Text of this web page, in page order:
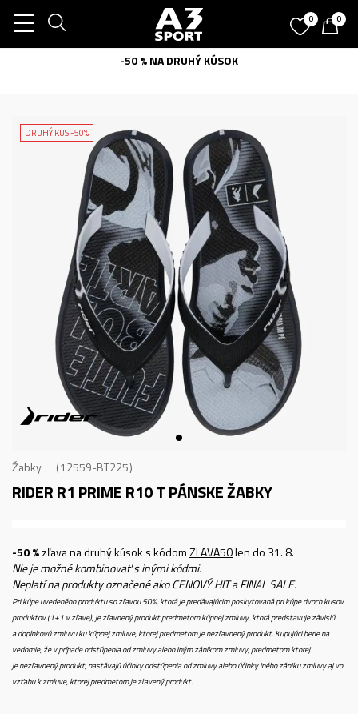
0 0
-50 % NA DRUHÝ KÚSOK
DRUHÝ KUS -50%
Žabky 12559-BT225
RIDER R1 PRIME R10 TPÁNSKE ŽABKY
-50 %zľava na druhý kúsok s kódomZLAVA50len do 31. 8.
Nie je možné kombinovať s inými kódmi.
Neplatí na produkty označené ako CENOVÝ HIT a FINAL SALE.
Pri kúpe uvedeného produktu so zľavou 50%, ktorá je predávajúcim poskytovaná pri kúpe dvoch kusov
produktov (1+1 v zľave), je zľavnený produkt predmetom kúpnej zmluvy, ktorá predstavuje závislú
a doplnkovú zmluvu ku kúpnej zmluve, ktorej predmetom je nezľavnený produkt. Kupujúci berie na
vedomie, že v prípade odstúpenia od zmluvy alebo iným zánikom zmluvy, predmetom ktorej
je nezľavnený produkt, nastávajú účinky odstúpenia od zmluvy alebo účinky iného zániku zmluvy aj vo
vzťahu k zmluve, ktorej predmetom je zľavený produkt.